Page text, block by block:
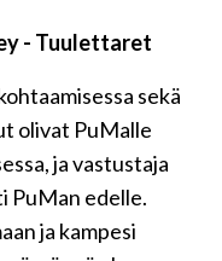
- Tuulettaret
sekä
olivat PuMalle
ja vastustaja
PuMan edelle.
ja kampesi